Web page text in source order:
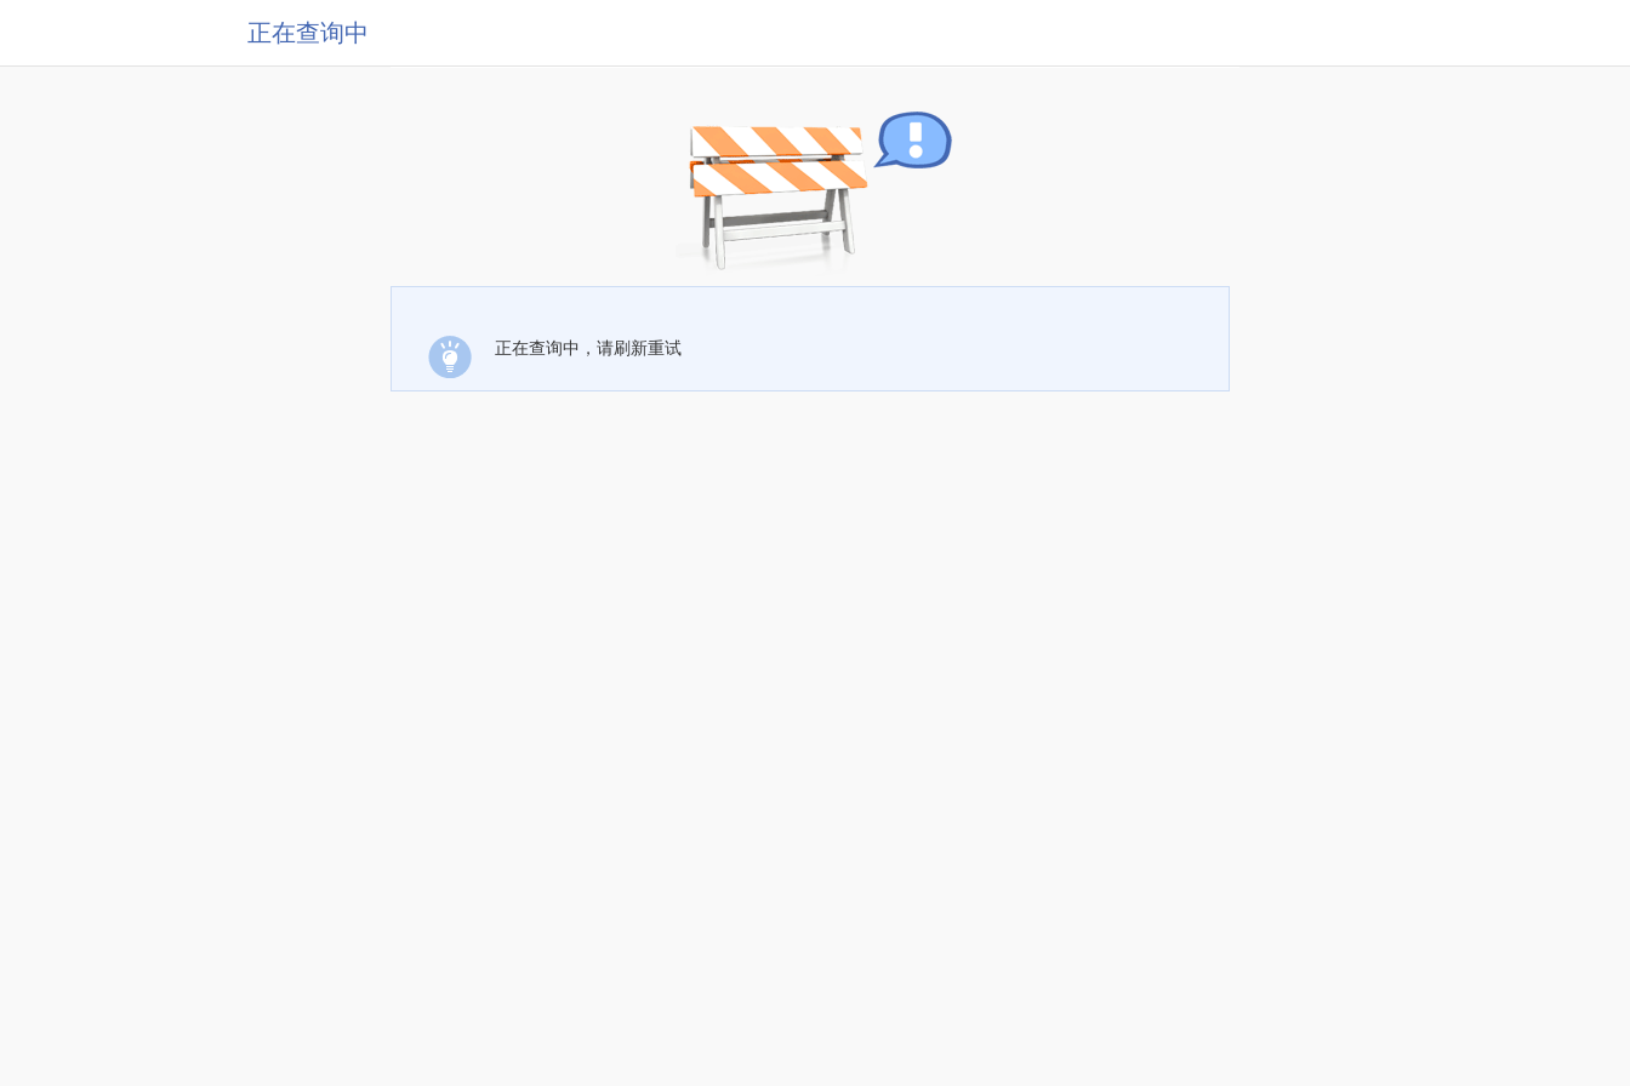
正在查询中
正在查询中，请刷新重试